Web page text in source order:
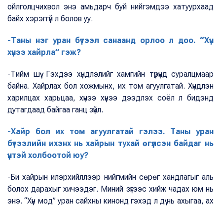
ойлголцчихвол энэ амьдарч буй нийгэмдээ хатуурхаад
байх хэрэггүй л болов уу.
-Таны нэг уран бүтээл санаанд орлоо л доо. “Хүн
хүнээ хайрла” гэж?
-Тийм шүү. Гэхдээ хүндлэлийг хамгийн түрүүнд суралцмаар
байна. Хайрлах бол хожмынх, их том агуулгатай. Хүндлэн
харилцах харьцаа, хүнээ хүнээ дээдлэх соёл л бидэнд
дутагдаад байгаа ганц зүйл.
-Хайр бол их том агуулгатай гэлээ. Таны уран
бүтээлийн ихэнх нь хайрын тухай өгүүлсэн байдаг нь
үүнтэй холбоотой юу?
-Би хайрын илэрхийллээр нийгмийн сөрөг хандлагыг аль
болох дарахыг хичээдэг. Миний зүгээс хийж чадах юм нь
энэ. “Хүн мод” уран сайхны кинонд гэхэд л дүү нь ахыгаа, ах